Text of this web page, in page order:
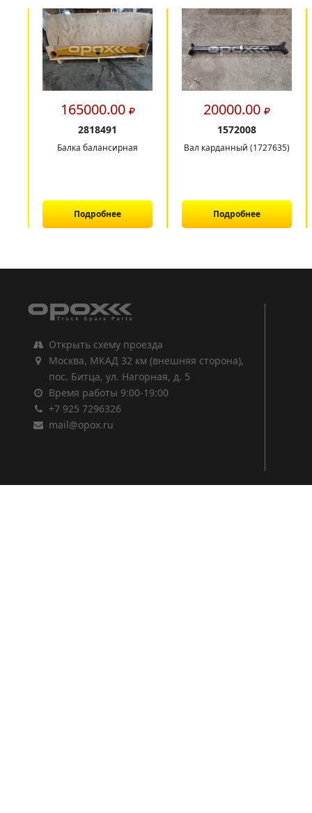
165000.00
2818491
Балка балансирная
Подробнее
20000.00
1572008
Вал карданный (1727635)
Подробнее
Открыть схему проезда
Москва, МКАД 32 км (внешняя сторона),
пос. Битца, ул. Нагорная, д. 5
Время работы 9:00-19:00
+7 925 7296326
mail@opox.ru